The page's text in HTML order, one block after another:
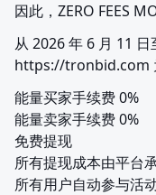
因此，ZERO FEES
从 2026 年 6 月 11 日
https://tronbid.com
能量买家手续费 0%
能量卖家手续费 0%
免费提现
所有提现成本由平台
所有用户自动参与活